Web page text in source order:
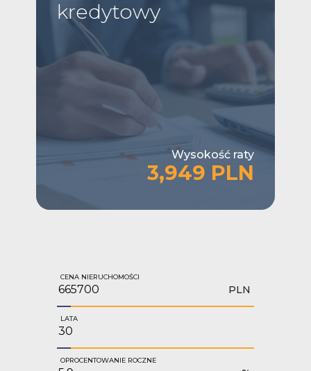
kredytowy
Wysokość raty
3,949 PLN
CENA NIERUCHOMOŚCI
PLN
LATA
OPROCENTOWANIE ROCZNE